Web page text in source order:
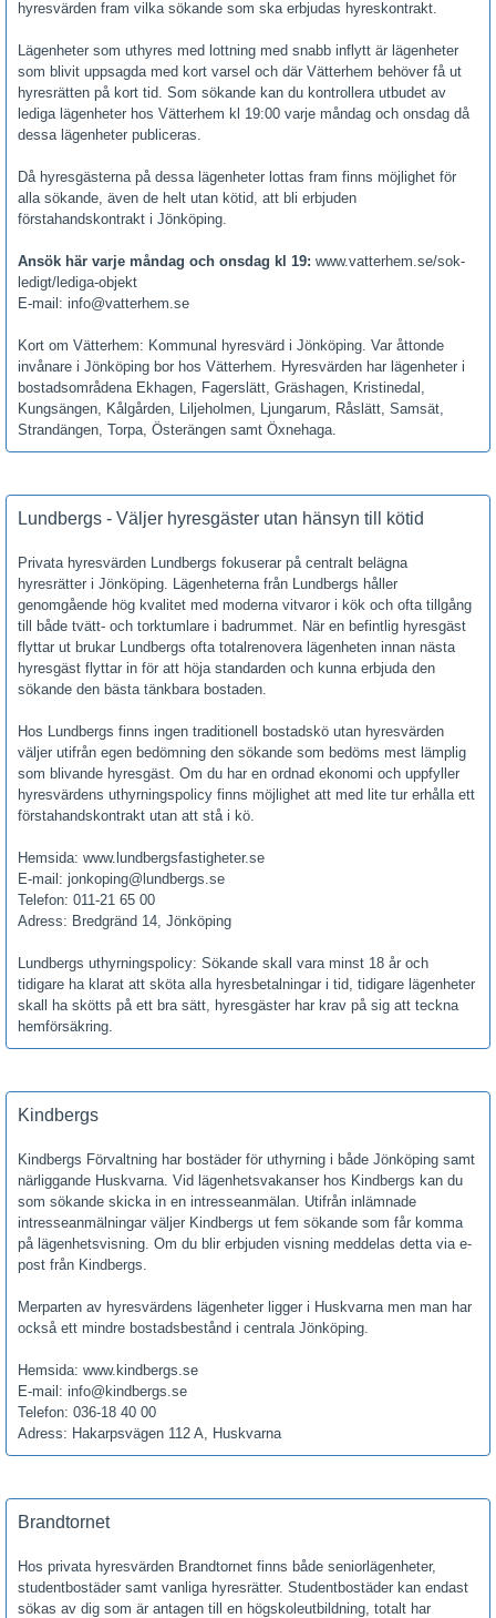
hyresvärden fram vilka sökande som ska erbjudas hyreskontrakt.
Lägenheter som uthyres med lottning med snabb inflytt är lägenheter
som blivit uppsagda med kort varsel och där Vätterhem behöver få ut
hyresrätten på kort tid. Som sökande kan du kontrollera utbudet av
lediga lägenheter hos Vätterhem kl 19:00 varje måndag och onsdag då
dessa lägenheter publiceras.
Då hyresgästerna på dessa lägenheter lottas fram finns möjlighet för
alla sökande, även de helt utan kötid, att bli erbjuden
förstahandskontrakt i Jönköping.
Ansök här varje måndag och onsdag kl 19: www.vatterhem.se/sok-
ledigt/lediga-objekt
E-mail: info@vatterhem.se
Kort om Vätterhem: Kommunal hyresvärd i Jönköping. Var åttonde
invånare i Jönköping bor hos Vätterhem. Hyresvärden har lägenheter i
bostadsområdena Ekhagen, Fagerslätt, Gräshagen, Kristinedal,
Kungsängen, Kålgården, Liljeholmen, Ljungarum, Råslätt, Samsät,
Strandängen, Torpa, Österängen samt Öxnehaga.
Lundbergs - Väljer hyresgäster utan hänsyn till kötid
Privata hyresvärden Lundbergs fokuserar på centralt belägna
hyresrätter i Jönköping. Lägenheterna från Lundbergs håller
genomgående hög kvalitet med moderna vitvaror i kök och ofta tillgång
till både tvätt- och torktumlare i badrummet. När en befintlig hyresgäst
flyttar ut brukar Lundbergs ofta totalrenovera lägenheten innan nästa
hyresgäst flyttar in för att höja standarden och kunna erbjuda den
sökande den bästa tänkbara bostaden.
Hos Lundbergs finns ingen traditionell bostadskö utan hyresvärden
väljer utifrån egen bedömning den sökande som bedöms mest lämplig
som blivande hyresgäst. Om du har en ordnad ekonomi och uppfyller
hyresvärdens uthyrningspolicy finns möjlighet att med lite tur erhålla ett
förstahandskontrakt utan att stå i kö.
Hemsida: www.lundbergsfastigheter.se
E-mail: jonkoping@lundbergs.se
Telefon: 011-21 65 00
Adress: Bredgränd 14, Jönköping
Lundbergs uthyrningspolicy: Sökande skall vara minst 18 år och
tidigare ha klarat att sköta alla hyresbetalningar i tid, tidigare lägenheter
skall ha skötts på ett bra sätt, hyresgäster har krav på sig att teckna
hemförsäkring.
Kindbergs
Kindbergs Förvaltning har bostäder för uthyrning i både Jönköping samt
närliggande Huskvarna. Vid lägenhetsvakanser hos Kindbergs kan du
som sökande skicka in en intresseanmälan. Utifrån inlämnade
intresseanmälningar väljer Kindbergs ut fem sökande som får komma
på lägenhetsvisning. Om du blir erbjuden visning meddelas detta via e-
post från Kindbergs.
Merparten av hyresvärdens lägenheter ligger i Huskvarna men man har
också ett mindre bostadsbestånd i centrala Jönköping.
Hemsida: www.kindbergs.se
E-mail: info@kindbergs.se
Telefon: 036-18 40 00
Adress: Hakarpsvägen 112 A, Huskvarna
Brandtornet
Hos privata hyresvärden Brandtornet finns både seniorlägenheter,
studentbostäder samt vanliga hyresrätter. Studentbostäder kan endast
sökas av dig som är antagen till en högskoleutbildning, totalt har